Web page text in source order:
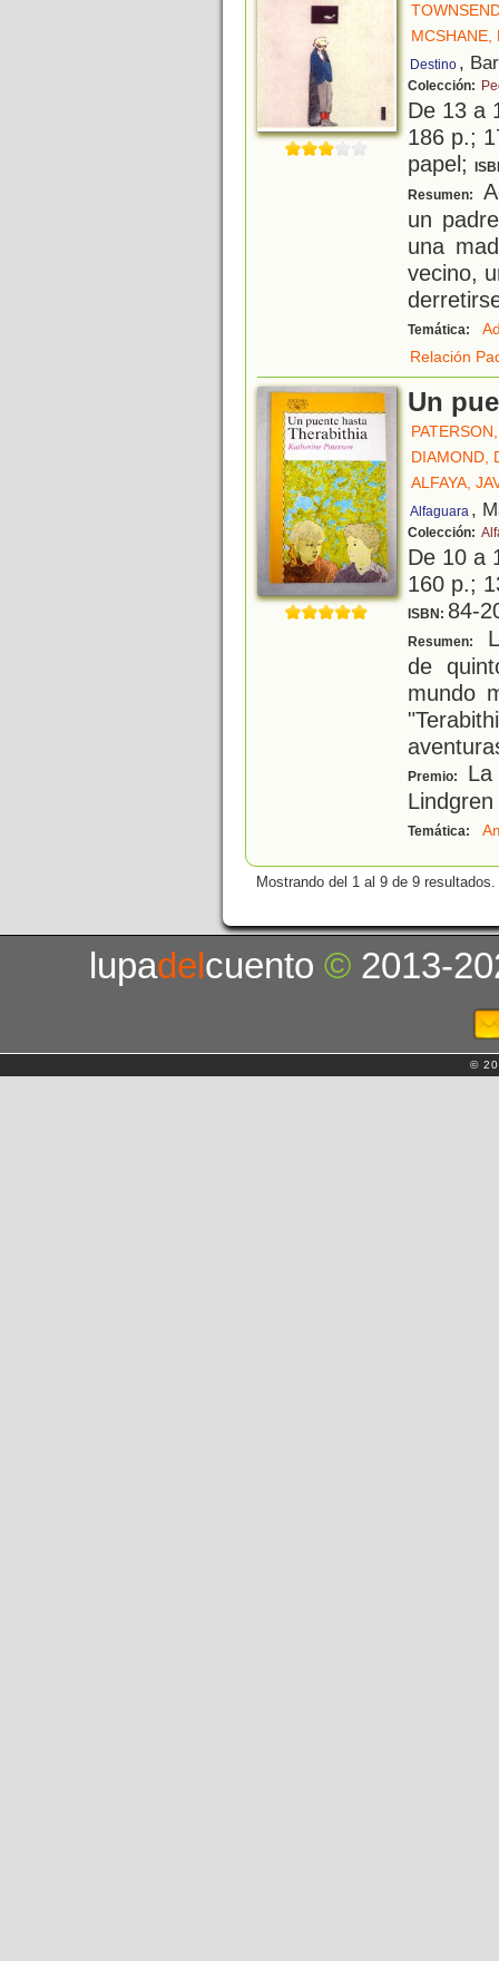
MCSHANE,
Destino ,
Colección:
De 13 a
186 p.;
papel;
Resumen:
un
una
vecino,
Temática:
Relación
Un
DIAMOND,
ALFAYA,
Alfaguara ,
Colección:
De 10 a
160 p.;
ISBN: 84-
Resumen:
de
mundo
Premio:
La
Temática:
Mostrando del 1 al 9 de 9 resultados.
lupadelcuento© 2013-
©